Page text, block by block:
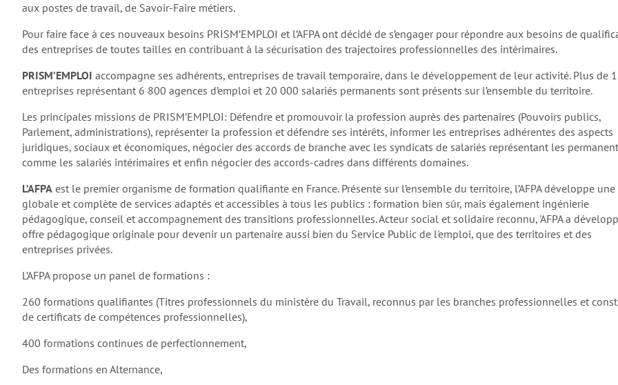
aux postes de travail, de Savoir-Faire métiers.
Pour faire face à ces nouveaux besoins PRISM’EMPLOI et l’AFPA ont décidé de s’engager pour répondre aux besoins de
des entreprises de toutes tailles en contribuant à la sécurisation des trajectoires professionnelles des intérimaires.
PRISM’EMPLOI accompagne ses adhérents, entreprises de travail temporaire, dans le développement de leur activité. Plus de
entreprises représentant 6 800 agences d’emploi et 20 000 salariés permanents sont présents sur l’ensemble du territoire.
Les principales missions de PRISM’EMPLOI: Défendre et promouvoir la profession auprès des partenaires (Pouvoirs publics,
Parlement, administrations), représenter la profession et défendre ses intérêts, informer les entreprises adhérentes des aspects
juridiques, sociaux et économiques, négocier des accords de branche avec les syndicats de salariés représentant les
comme les salariés intérimaires et enfin négocier des accords-cadres dans différents domaines.
L’AFPA est le premier organisme de formation qualifiante en France. Présente sur l’ensemble du territoire, l’AFPA développe
globale et complète de services adaptés et accessibles à tous les publics : formation bien sûr, mais également ingénierie
pédagogique, conseil et accompagnement des transitions professionnelles. Acteur social et solidaire reconnu, 'AFPA a
offre pédagogique originale pour devenir un partenaire aussi bien du Service Public de l'emploi, que des territoires et des
entreprises privées.
L’AFPA propose un panel de formations :
260 formations qualifiantes (Titres professionnels du ministère du Travail, reconnus par les branches professionnelles et
de certificats de compétences professionnelles),
400 formations continues de perfectionnement,
Des formations en Alternance,